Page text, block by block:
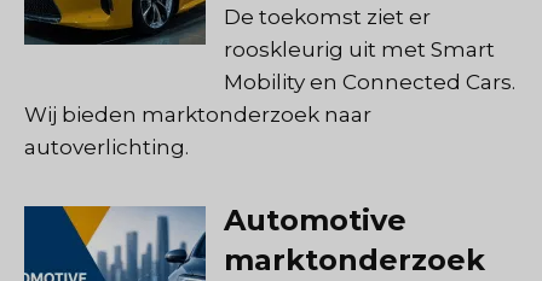
De toekomst ziet er
rooskleurig uit met Smart
Mobility en Connected Cars.
Wij bieden marktonderzoek naar
autoverlichting.
Automotive
marktonderzoek